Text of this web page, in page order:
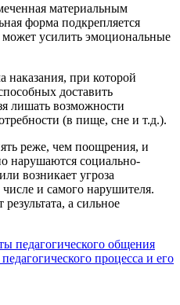
материальным
форма подкрепляется
усилить эмоциональные
наказания, при которой
доставить
лишать возможности
(в пище, сне и т.д.).
реже, чем поощрения, и
нарушаются социально-
возникает угроза
и самого нарушителя.
а сильное
педагогического общения
процесса и его